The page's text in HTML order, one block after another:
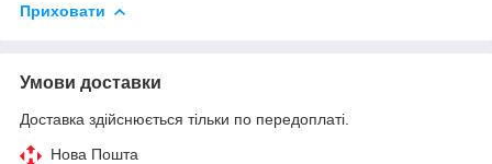
Приховати
Умови доставки
Доставка здійснюється тільки по передоплаті.
Нова Пошта